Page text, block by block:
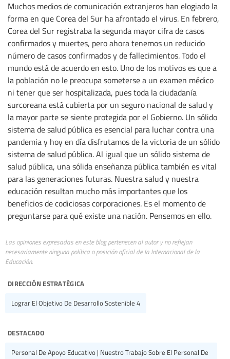
Muchos medios de comunicación extranjeros han elogiado la
forma en que Corea del Sur ha afrontado el virus. En febrero,
Corea del Sur registraba la segunda mayor cifra de casos
confirmados y muertes, pero ahora tenemos un reducido
número de casos confirmados y de fallecimientos. Todo el
mundo está de acuerdo en esto. Uno de los motivos es que a
la población no le preocupa someterse a un examen médico
ni tener que ser hospitalizada, pues toda la ciudadanía
surcoreana está cubierta por un seguro nacional de salud y
la mayor parte se siente protegida por el Gobierno. Un sólido
sistema de salud pública es esencial para luchar contra una
pandemia y hoy en día disfrutamos de la victoria de un sólido
sistema de salud pública. Al igual que un sólido sistema de
salud pública, una sólida enseñanza pública también es vital
para las generaciones futuras. Nuestra salud y nuestra
educación resultan mucho más importantes que los
beneficios de codiciosas corporaciones. Es el momento de
preguntarse para qué existe una nación. Pensemos en ello.
Las opiniones expresadas en este blog pertenecen al autor y no reflejan
necesariamente ninguna política o posición oficial de la Internacional de la
Educación.
dirección estratégica
Lograr El Objetivo De Desarrollo Sostenible 4
destacado
Personal De Apoyo Educativo | Nuestro Trabajo Sobre El Personal De